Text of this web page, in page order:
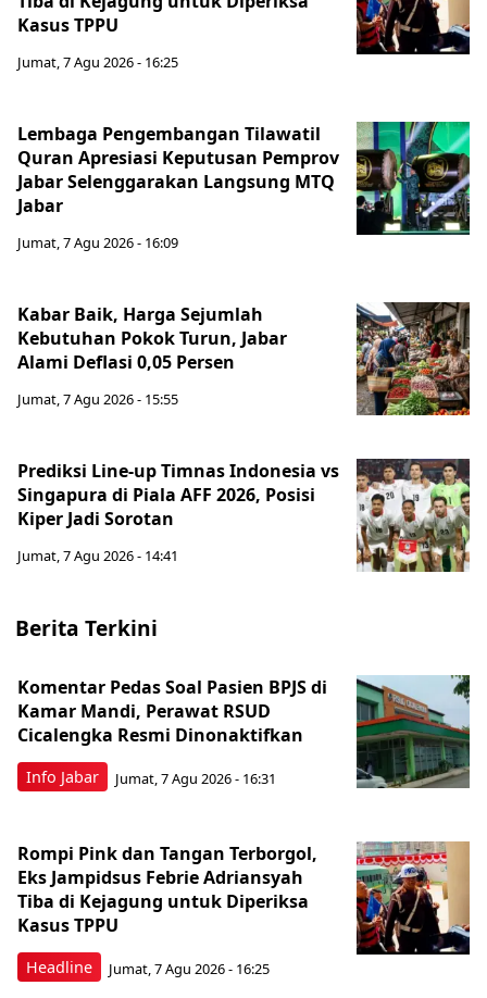
Kasus TPPU
Jumat, 7 Agu 2026 - 16:25
Lembaga Pengembangan Tilawatil
Quran Apresiasi Keputusan Pemprov
Jabar Selenggarakan Langsung MTQ
Jabar
Jumat, 7 Agu 2026 - 16:09
Kabar Baik, Harga Sejumlah
Kebutuhan Pokok Turun, Jabar
Alami Deflasi 0,05 Persen
Jumat, 7 Agu 2026 - 15:55
Prediksi Line-up Timnas Indonesia vs
Singapura di Piala AFF 2026, Posisi
Kiper Jadi Sorotan
Jumat, 7 Agu 2026 - 14:41
Berita Terkini
Info Jabar
Komentar Pedas Soal Pasien BPJS di
Kamar Mandi, Perawat RSUD
Cicalengka Resmi Dinonaktifkan
Jumat, 7 Agu 2026 - 16:31
Headline
Rompi Pink dan Tangan Terborgol,
Eks Jampidsus Febrie Adriansyah
Tiba di Kejagung untuk Diperiksa
Kasus TPPU
Jumat, 7 Agu 2026 - 16:25